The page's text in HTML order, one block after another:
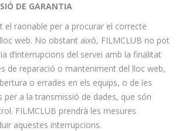
DE GARANTIA
el raonable per a procurar el correcte
web. No obstant això, FILMCLUB no pot
d’interrupcions del servei amb la finalitat
de reparació o manteniment del lloc web,
o errades en els equips, o de les
per a la transmissió de dades, que són
FILMCLUB prendrà les mesures
aquestes interrupcions.